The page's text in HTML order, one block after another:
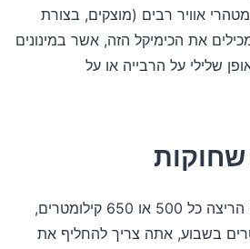
אוויר רבים (מוצקים, בצורת
מכילים את הכימיקל הזה, אשר במינונים
שלילי על הרבייה או על
יש להחליף את רוב נעלי הריצה כל 500 או 650 קילומטרים,
50 קילומטרים בשבוע, אתה צריך להחליף את